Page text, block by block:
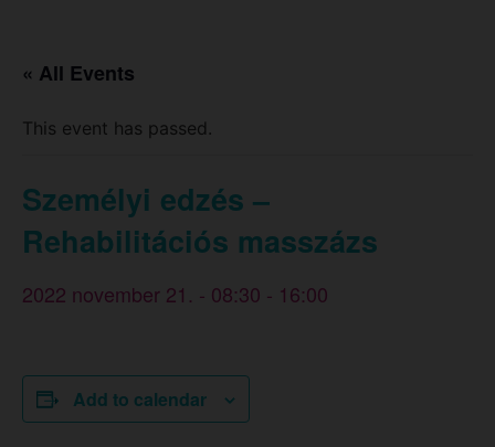
« All Events
This event has passed.
Személyi edzés –
Rehabilitációs masszázs
2022 november 21. - 08:30 - 16:00
Add to calendar